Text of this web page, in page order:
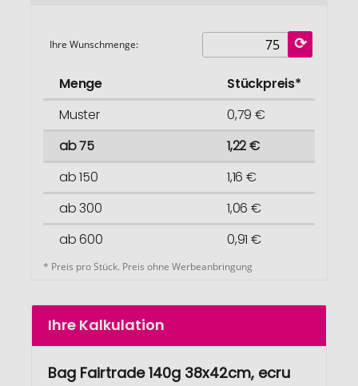
Ihre Wunschmenge:
Menge
Stückpreis*
Muster
0,79 €
ab 75
1,22 €
ab 150
1,16 €
ab 300
1,06 €
ab 600
0,91 €
* Preis pro Stück. Preis ohne Werbeanbringung
Ihre Kalkulation
Bag Fairtrade 140g 38x42cm, ecru